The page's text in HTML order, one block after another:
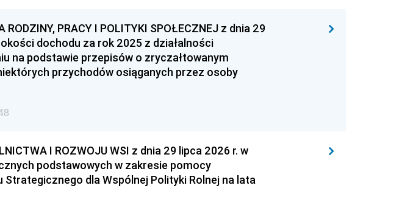
RODZINY, PRACY I POLITYKI SPOŁECZNEJ z dnia 29
dochodu za rok 2025 z działalności
na podstawie przepisów o zryczałtowanym
przychodów osiąganych przez osoby
I ROZWOJU WSI z dnia 29 lipca 2026 r. w
podstawowych w zakresie pomocy
Strategicznego dla Wspólnej Polityki Rolnej na lata